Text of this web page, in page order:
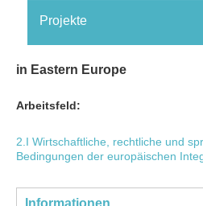
Projekte
in Eastern Europe
Arbeitsfeld:
2.I Wirtschaftliche, rechtliche und
Bedingungen der europäischen
Informationen